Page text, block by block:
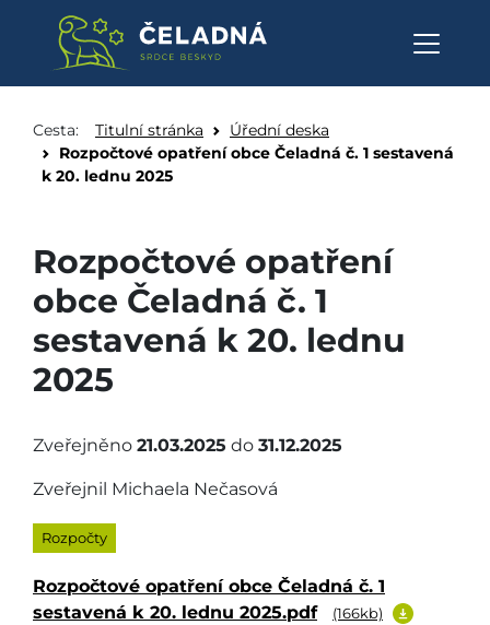
Cesta: Titulní stránka
Úřední deska
Rozpočtové opatření obce Čeladná č. 1 sestavená
k 20. lednu 2025
Rozpočtové opatření
obce Čeladná č. 1
sestavená k 20. lednu
2025
Zveřejněno 21.03.2025 do 31.12.2025
Zveřejnil Michaela Nečasová
Rozpočty
Rozpočtové opatření obce Čeladná č. 1
sestavená k 20. lednu 2025.pdf
(166kb)